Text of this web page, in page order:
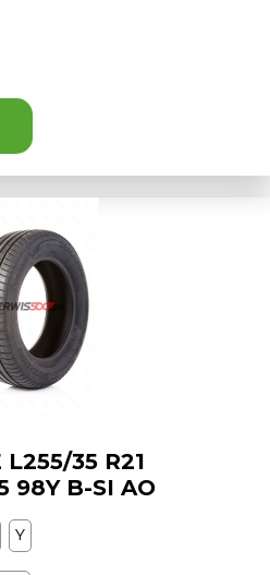
L255/35 R21
98Y B-SI AO
Y